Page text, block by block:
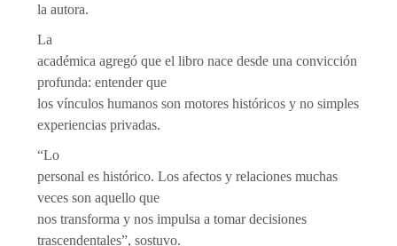
la autora.
La
académica agregó que el libro nace desde una convicción
profunda: entender que
los vínculos humanos son motores históricos y no simples
experiencias privadas.
“Lo
personal es histórico. Los afectos y relaciones muchas
veces son aquello que
nos transforma y nos impulsa a tomar decisiones
trascendentales”, sostuvo.